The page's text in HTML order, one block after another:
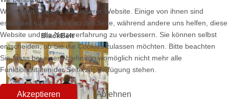
BlackBelt
Wir nutzen Cookies auf unserer Website. Einige von ihnen sind
essenziell für den Betrieb der Seite, während andere uns helfen, diese
Website und die Nutzererfahrung zu verbessern. Sie können selbst
entscheiden, ob Sie die Cookies zulassen möchten. Bitte beachten
Sie, dass bei einer Ablehnung womöglich nicht mehr alle
Funktionalitäten der Seite zur Verfügung stehen.
Akzeptieren Ablehnen